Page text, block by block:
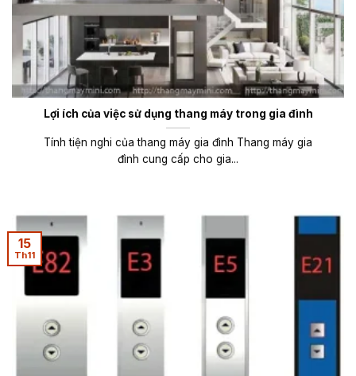
Lợi ích của việc sử dụng thang máy trong gia đình
Tính tiện nghi của thang máy gia đình Thang máy gia
đình cung cấp cho gia...
15
Th11